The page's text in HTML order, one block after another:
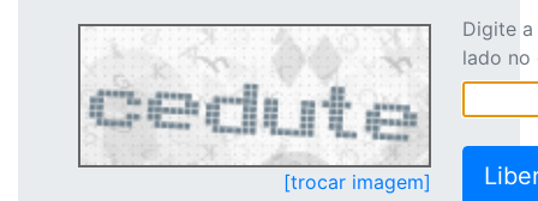
[trocar imagem]
Digite
lado no